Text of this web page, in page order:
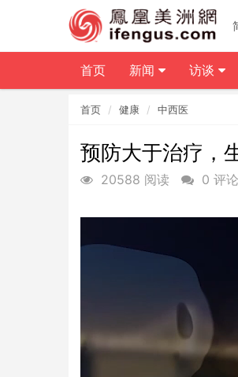
首页 健康 中西医
预防大于治疗，
20588 阅读 0 评论
首页 新闻 访谈